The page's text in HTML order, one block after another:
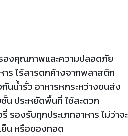
องคุณภาพและความปลอดภัย
ร ไร้สารตกค้างจากพลาสติก
น้ำรั่ว อาหารหกระหว่างขนส่ง
น ประหยัดพื้นที่ ใช้สะดวก
รี่ รองรับทุกประเภทอาหาร ไม่ว่าจะ
ย็น หรือของทอด